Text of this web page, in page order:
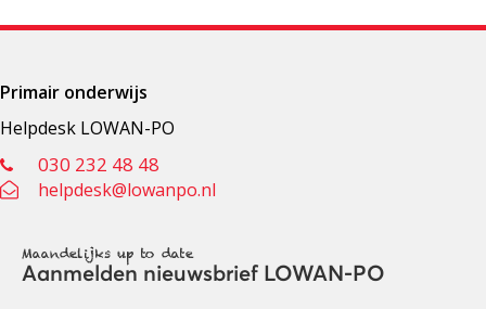
Primair onderwijs
Helpdesk LOWAN-PO
030 232 48 48
helpdesk@lowanpo.nl
Maandelijks up to date
Aanmelden nieuwsbrief LOWAN-PO